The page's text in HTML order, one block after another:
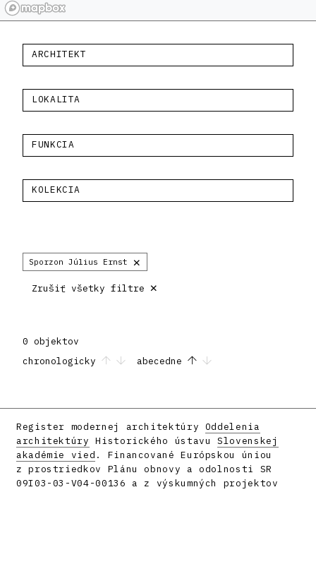
ARCHITEKT
LOKALITA
FUNKCIA
KOLEKCIA
Sporzon Július Ernst ×
Zrušiť všetky filtre ×
0 objektov
chronologicky
abecedne
Register modernej architektúry Oddelenia
architektúry Historického ústavuSlovenskej
akadémie vied . Financované Európskou úniou
z prostriedkov Plánu obnovy a odolnosti SR
09I03-03-V04-00136 a z výskumných projektov